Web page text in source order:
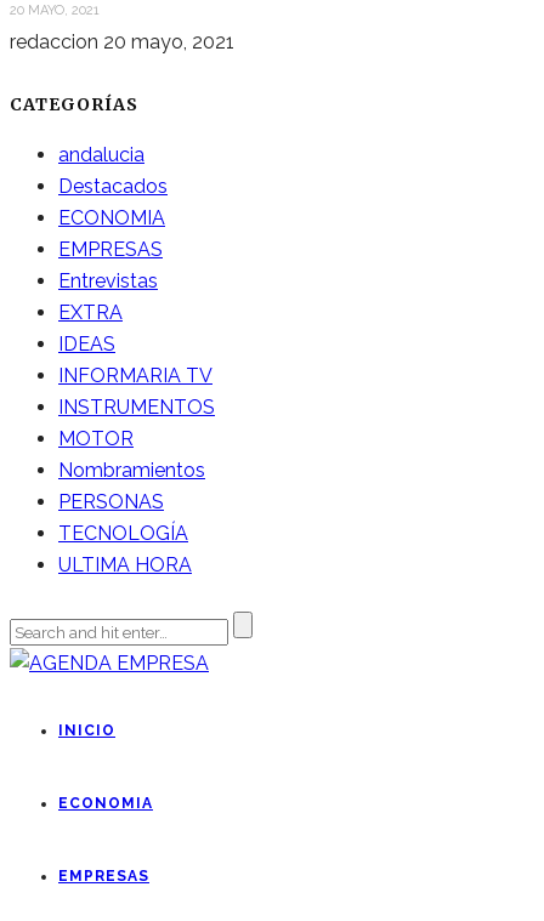
20 MAYO, 2021
redaccion 20 mayo, 2021
CATEGORÍAS
andalucia
Destacados
ECONOMIA
EMPRESAS
Entrevistas
EXTRA
IDEAS
INFORMARIA TV
INSTRUMENTOS
MOTOR
Nombramientos
PERSONAS
TECNOLOGÍA
ULTIMA HORA
INICIO
ECONOMIA
EMPRESAS